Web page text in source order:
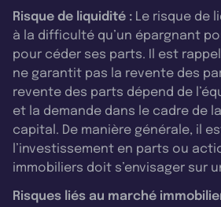
Risque de liquidité : Le risque de
à la difficulté qu’un épargnant
pour céder ses parts. Il est
ne garantit pas la revente des
revente des parts dépend de
et la demande dans le cadre de
capital. De manière générale, il
l’investissement en parts ou
immobiliers doit s’envisager sur
Risques liés au marché